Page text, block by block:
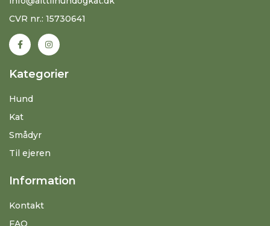
CVR nr.: 15730641
Kategorier
Hund
Kat
Smådyr
Til ejeren
Information
Kontakt
FAQ